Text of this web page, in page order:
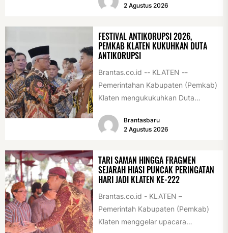
2 Agustus 2026
FESTIVAL ANTIKORUPSI 2026,
PEMKAB KLATEN KUKUHKAN DUTA
ANTIKORUPSI
Brantas.co.id -- KLATEN --
Pemerintahan Kabupaten (Pemkab)
Klaten mengukukuhkan Duta
pelajar dan pemuda. Pengukuhan
tersebut digelar...
Brantasbaru
2 Agustus 2026
TARI SAMAN HINGGA FRAGMEN
SEJARAH HIASI PUNCAK PERINGATAN
HARI JADI KLATEN KE-222
Brantas.co.id - KLATEN –
Pemerintah Kabupaten (Pemkab)
Klaten menggelar upacara